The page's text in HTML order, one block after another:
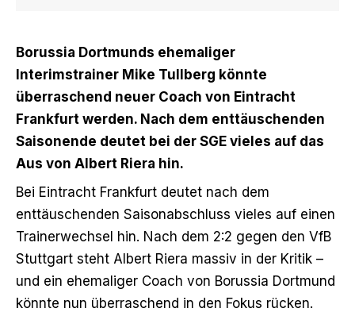
Borussia Dortmunds ehemaliger
Interimstrainer Mike Tullberg könnte
überraschend neuer Coach von Eintracht
Frankfurt werden. Nach dem enttäuschenden
Saisonende deutet bei der SGE vieles auf das
Aus von Albert Riera hin.
Bei Eintracht Frankfurt deutet nach dem
enttäuschenden Saisonabschluss vieles auf einen
Trainerwechsel hin. Nach dem 2:2 gegen den VfB
Stuttgart steht Albert Riera massiv in der Kritik –
und ein ehemaliger Coach von Borussia Dortmund
könnte nun überraschend in den Fokus rücken.